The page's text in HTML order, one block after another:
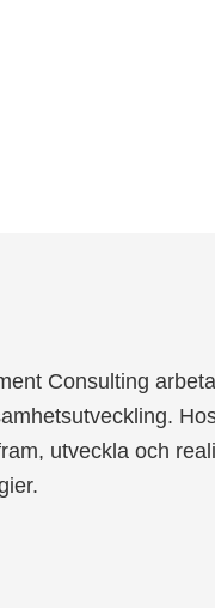
Consulting
utveckla och